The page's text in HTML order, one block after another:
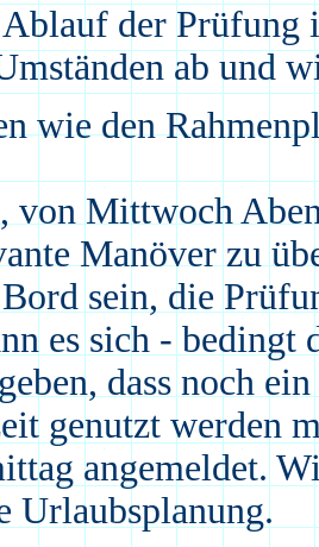
der
ab und
wie den
von Mittwoch
Manöver zu
sein, die
es sich - bedingt
dass noch
genutzt werden
angemeldet.
Urlaubsplanung.